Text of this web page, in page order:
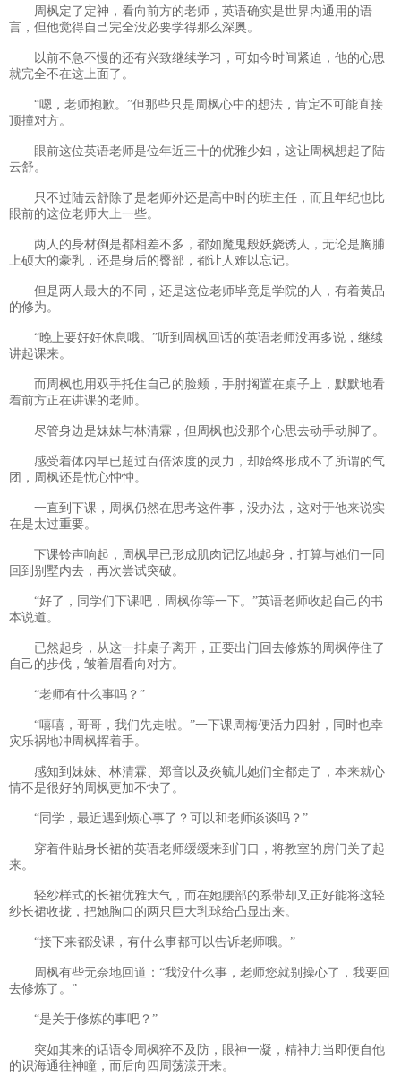
周枫定了定神，看向前方的老师，英语确实是世界内通用的语
言，但他觉得自己完全没必要学得那么深奥。
以前不急不慢的还有兴致继续学习，可如今时间紧迫，他的心思
就完全不在这上面了。
“嗯，老师抱歉。”但那些只是周枫心中的想法，肯定不可能直接
顶撞对方。
眼前这位英语老师是位年近三十的优雅少妇，这让周枫想起了陆
云舒。
只不过陆云舒除了是老师外还是高中时的班主任，而且年纪也比
眼前的这位老师大上一些。
两人的身材倒是都相差不多，都如魔鬼般妖娆诱人，无论是胸脯
上硕大的豪乳，还是身后的臀部，都让人难以忘记。
但是两人最大的不同，还是这位老师毕竟是学院的人，有着黄品
的修为。
“晚上要好好休息哦。”听到周枫回话的英语老师没再多说，继续
讲起课来。
而周枫也用双手托住自己的脸颊，手肘搁置在桌子上，默默地看
着前方正在讲课的老师。
尽管身边是妹妹与林清霖，但周枫也没那个心思去动手动脚了。
感受着体内早已超过百倍浓度的灵力，却始终形成不了所谓的气
团，周枫还是忧心忡忡。
一直到下课，周枫仍然在思考这件事，没办法，这对于他来说实
在是太过重要。
下课铃声响起，周枫早已形成肌肉记忆地起身，打算与她们一同
回到别墅内去，再次尝试突破。
“好了，同学们下课吧，周枫你等一下。”英语老师收起自己的书
本说道。
已然起身，从这一排桌子离开，正要出门回去修炼的周枫停住了
自己的步伐，皱着眉看向对方。
“老师有什么事吗？”
“嘻嘻，哥哥，我们先走啦。”一下课周梅便活力四射，同时也幸
灾乐祸地冲周枫挥着手。
感知到妹妹、林清霖、郑音以及炎毓儿她们全都走了，本来就心
情不是很好的周枫更加不快了。
“同学，最近遇到烦心事了？可以和老师谈谈吗？”
穿着件贴身长裙的英语老师缓缓来到门口，将教室的房门关了起
来。
轻纱样式的长裙优雅大气，而在她腰部的系带却又正好能将这轻
纱长裙收拢，把她胸口的两只巨大乳球给凸显出来。
“接下来都没课，有什么事都可以告诉老师哦。”
周枫有些无奈地回道：“我没什么事，老师您就别操心了，我要回
去修炼了。”
“是关于修炼的事吧？”
突如其来的话语令周枫猝不及防，眼神一凝，精神力当即便自他
的识海通往神瞳，而后向四周荡漾开来。